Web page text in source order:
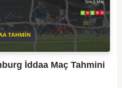
İddaa Maç Tahmini